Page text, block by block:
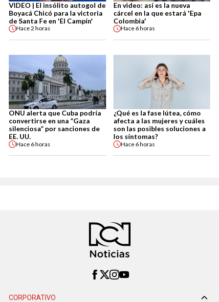
VIDEO | El insólito autogol de
Boyacá Chicó para la victoria
de Santa Fe en 'El Campín'
Hace2 horas
En video: así es la nueva
cárcel en la que estará 'Epa
Colombia'
Hace 6 horas
ONU alerta que Cuba podría
convertirse en una “Gaza
silenciosa” por sanciones de
EE. UU.
Hace 6 horas
¿Qué es la fase lútea, cómo
afecta a las mujeres y cuáles
son las posibles soluciones a
los síntomas?
Hace 6 horas
CORPORATIVO